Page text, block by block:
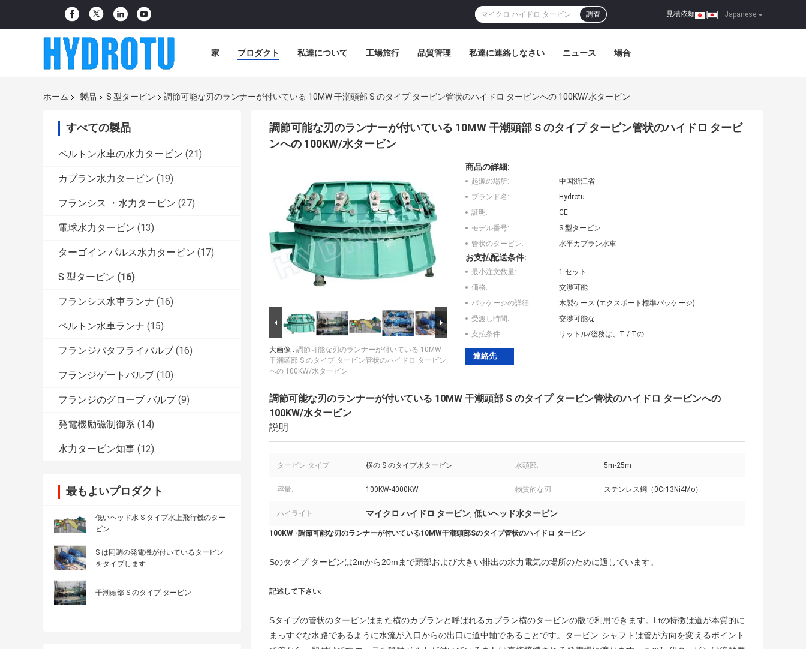
Japanese
見積依頼 |
調査
家 プロダクト 私達について 工場旅行 品質管理 私達に連絡しなさい ニュース 場合
ホーム 製品 S 型タービン 調節可能な刃のランナーが付いている 10MW 干潮頭部 S のタイプ タービン管状のハイドロ タービンへの 100KW/水タービン
すべての製品
ペルトン水車の水力タービン (21)
カプラン水力タービン (19)
フランシス ・水力タービン (27)
電球水力タービン (13)
ターゴイン パルス水力タービン (17)
S 型タービン (16)
フランシス水車ランナ (16)
ペルトン水車ランナ (15)
フランジバタフライバルブ (16)
フランジゲートバルブ (10)
フランジのグローブ バルブ (9)
発電機励磁制御系 (14)
水力タービン知事 (12)
最もよいプロダクト
低いヘッド水 S タイプ水上飛行機のター
ビン
S は同調の発電機が付いているタービン
をタイプします
干潮頭部 S のタイプ タービン
調節可能な刃のランナーが付いている 10MW 干潮頭部 S のタイプ タービン管状のハイドロ タービ
ンへの 100KW/水タービン
大画像 : 調節可能な刃のランナーが付いている 10MW
干潮頭部 S のタイプ タービン管状のハイドロ タービン
への 100KW/水タービン
商品の詳細:
起源の場所:
中国浙江省
ブランド名:
Hydrotu
証明:
CE
モデル番号:
S 型タービン
管状のタービン:
水平カプラン水車
お支払配送条件:
最小注文数量:
1 セット
価格:
交渉可能
パッケージの詳細:
木製ケース (エクスポート標準パッケージ)
受渡し時間:
交渉可能な
支払条件:
リットル/総務は、T / Tの
連絡先
調節可能な刃のランナーが付いている 10MW 干潮頭部 S のタイプ タービン管状のハイドロ タービンへの
100KW/水タービン
説明
タービン タイプ: 横の S のタイプ水タービン 水頭部: 5m-25m
容量: 100KW-4000KW 物質的な刃: ステンレス鋼（0Cr13Ni4Mo）
ハイライト: マイクロ ハイドロ タービン, 低いヘッド水タービン
100KW -調節可能な刃のランナーが付いている10MW干潮頭部Sのタイプ管状のハイドロ タービン
Sのタイプ タービンは2mから20mまで頭部および大きい排出の水力電気の場所のために適しています。
記述して下さい:
Sタイプの管状のタービンはまた横のカプランと呼ばれるカプラン横のタービンの版で利用できます。Ltの特徴は道が本質的に
まっすぐな水路であるように水流が入口からの出口に道中軸であることです。タービン シャフトは管が方向を変えるポイント